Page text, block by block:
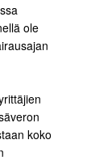
ole
koko